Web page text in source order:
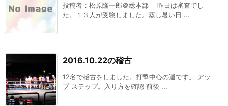
投稿者：松原隆一郎＠総本部 昨日は審査でし
た。１３人が受験しました。蒸し暑い日 ...
2016.10.22の稽古
12名で稽古をしました。打撃中心の週です。 アッ
プ ステップ。入り方を確認 前後 ...